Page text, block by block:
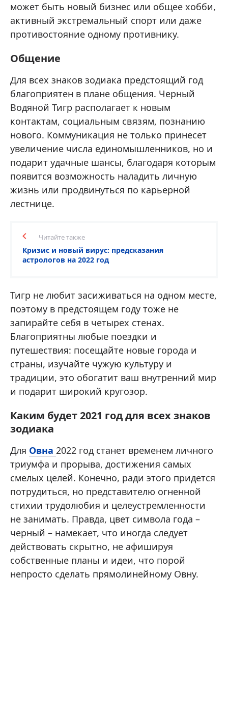
может быть новый бизнес или общее хобби,
активный экстремальный спорт или даже
противостояние одному противнику.
Общение
Для всех знаков зодиака предстоящий год
благоприятен в плане общения. Черный
Водяной Тигр располагает к новым
контактам, социальным связям, познанию
нового. Коммуникация не только принесет
увеличение числа единомышленников, но и
подарит удачные шансы, благодаря которым
появится возможность наладить личную
жизнь или продвинуться по карьерной
лестнице.
Читайте также
Кризис и новый вирус: предсказания
астрологов на 2022 год
Тигр не любит засиживаться на одном месте,
поэтому в предстоящем году тоже не
запирайте себя в четырех стенах.
Благоприятны любые поездки и
путешествия: посещайте новые города и
страны, изучайте чужую культуру и
традиции, это обогатит ваш внутренний мир
и подарит широкий кругозор.
Каким будет 2021 год для всех знаков
зодиака
Для Овна 2022 год станет временем личного
триумфа и прорыва, достижения самых
смелых целей. Конечно, ради этого придется
потрудиться, но представителю огненной
стихии трудолюбия и целеустремленности
не занимать. Правда, цвет символа года –
черный – намекает, что иногда следует
действовать скрытно, не афишируя
собственные планы и идеи, что порой
непросто сделать прямолинейному Овну.